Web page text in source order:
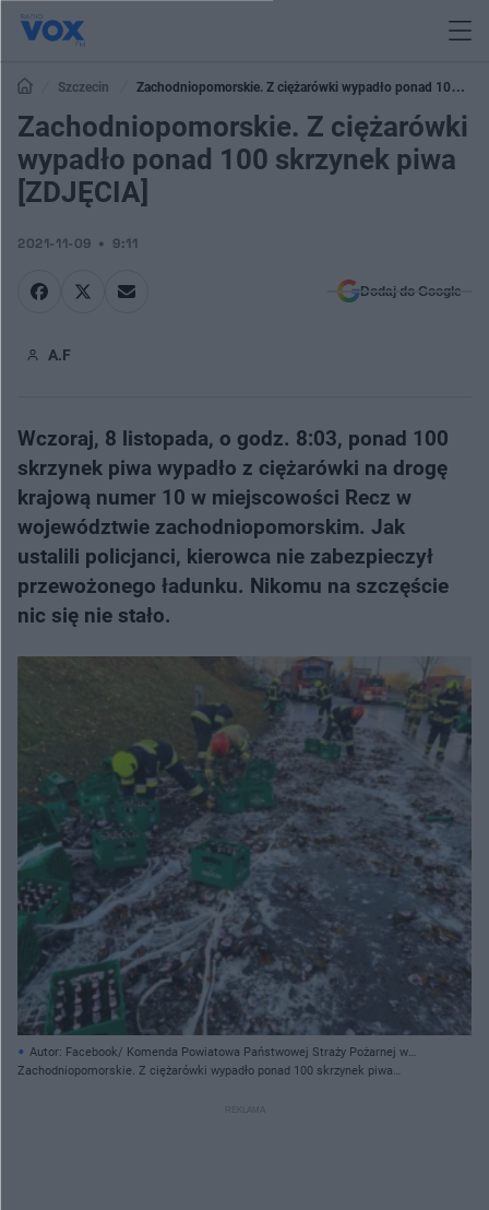
Szczecin
Zachodniopomorskie. Z ciężarówki wypadło ponad 100
skrzynek piwa [ZDJĘCIA]
Zachodniopomorskie. Z ciężarówki
wypadło ponad 100 skrzynek piwa
[ZDJĘCIA]
2021-11-09 9:11
Dodaj do Google
A.F
Wczoraj, 8 listopada, o godz. 8:03, ponad 100
skrzynek piwa wypadło z ciężarówki na drogę
krajową numer 10 w miejscowości Recz w
województwie zachodniopomorskim. Jak
ustalili policjanci, kierowca nie zabezpieczył
przewożonego ładunku. Nikomu na szczęście
nic się nie stało.
Autor: Facebook/ Komenda Powiatowa Państwowej Straży Pożarnej w
Choszcznie/ Materiały prasowe
Zachodniopomorskie. Z ciężarówki wypadło ponad 100 skrzynek piwa